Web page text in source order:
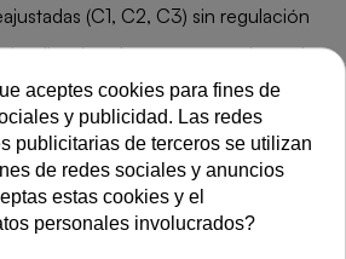
(C1, C2, C3) sin regulación
de consumo y ajuste de
mm
trabajo: 6 bar
–10 °C a +95 °C
IPX2D
aceptes cookies para fines de
y publicidad. Las redes
publicitarias de terceros se utilizan
de redes sociales y anuncios
estas cookies y el
personales involucrados?